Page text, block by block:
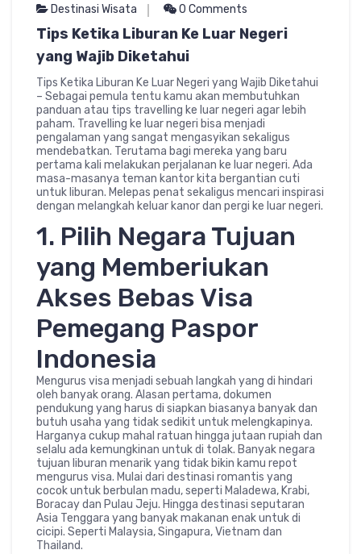
Destinasi Wisata
0 Comments
Tips Ketika Liburan Ke Luar Negeri
yang Wajib Diketahui
Tips Ketika Liburan Ke Luar Negeri yang Wajib Diketahui
– Sebagai pemula tentu kamu akan membutuhkan
panduan atau tips travelling ke luar negeri agar lebih
paham. Travelling ke luar negeri bisa menjadi
pengalaman yang sangat mengasyikan sekaligus
mendebatkan. Terutama bagi mereka yang baru
pertama kali melakukan perjalanan ke luar negeri. Ada
masa-masanya teman kantor kita bergantian cuti
untuk liburan. Melepas penat sekaligus mencari inspirasi
dengan melangkah keluar kanor dan pergi ke luar negeri.
1. Pilih Negara Tujuan
yang Memberiukan
Akses Bebas Visa
Pemegang Paspor
Indonesia
Mengurus visa menjadi sebuah langkah yang di hindari
oleh banyak orang. Alasan pertama, dokumen
pendukung yang harus di siapkan biasanya banyak dan
butuh usaha yang tidak sedikit untuk melengkapinya.
Harganya cukup mahal ratuan hingga jutaan rupiah dan
selalu ada kemungkinan untuk di tolak. Banyak negara
tujuan liburan menarik yang tidak bikin kamu repot
mengurus visa. Mulai dari destinasi romantis yang
cocok untuk berbulan madu, seperti Maladewa, Krabi,
Boracay dan Pulau Jeju. Hingga destinasi seputaran
Asia Tenggara yang banyak makanan enak untuk di
cicipi. Seperti Malaysia, Singapura, Vietnam dan
Thailand.